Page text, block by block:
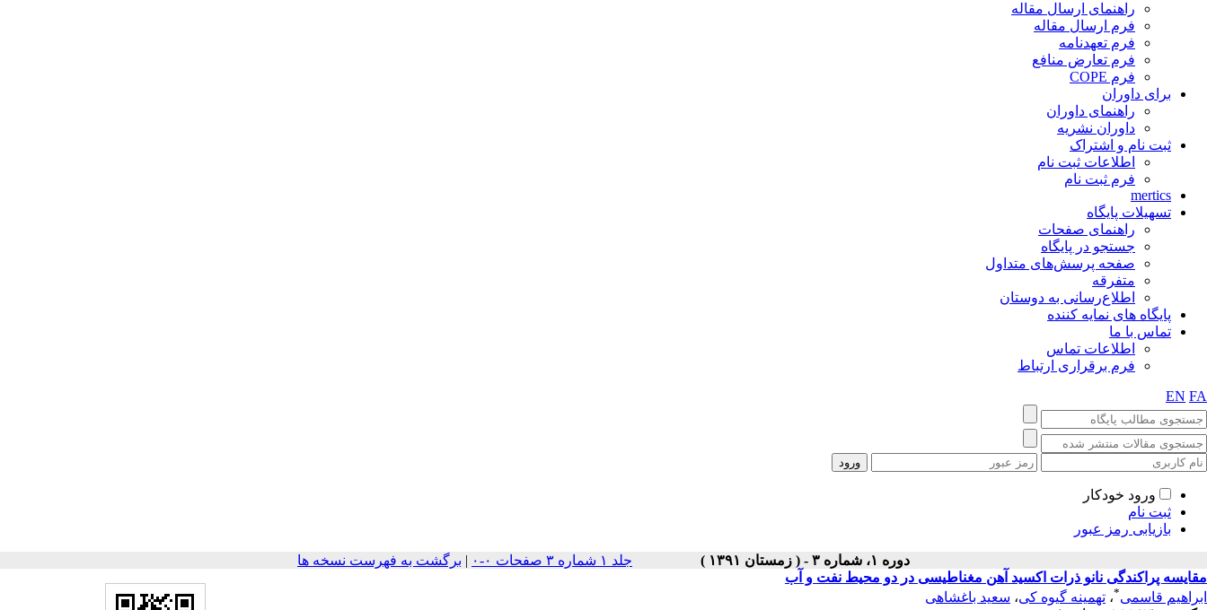
راهنمای ارسال مقاله
فرم ارسال مقاله
فرم تعهدنامه
فرم تعارض منافع
فرم COPE
برای داوران
راهنمای داوران
داوران نشریه
ثبت نام و اشتراک
اطلاعات ثبت نام
فرم ثبت نام
mertics
تسهیلات پایگاه
راهنمای صفحات
جستجو در پایگاه
صفحه پرسش‌های متداول
متفرقه
اطلاع‌رسانی به دوستان
پایگاه های نمایه کننده
تماس با ما
اطلاعات تماس
فرم برقراری ارتباط
EN FA
ورود خودکار
ثبت نام
بازیابی رمز عبور
دوره ۱، شماره ۳ - ( زمستان ۱۳۹۱ ) جلد ۱ شماره ۳ صفحات ۰-۰ | برگشت به فهرست نسخه ها
مقایسه پراکندگی نانو ذرات اکسید آهن مغناطیسی در دو محیط نفت و آب
ابراهیم قاسمی*، تهمینه گیوه کی، سعید باغشاهی